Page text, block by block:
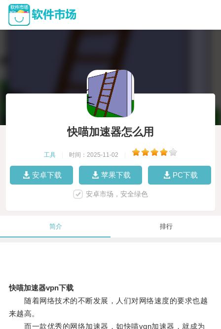
快喵加速器怎么用
工具 时间：2025-11-02
安卓下载 苹果下载 PC下载
安卓市场，安全绿色
简介 排行
快喵加速器vpn下载
随着网络技术的不断发展，人们对网络速度的要求也越
来越高。
而一款优秀的网络加速器，如快喵vqn加速器，就成为